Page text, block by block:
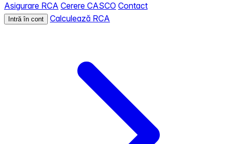
Asigurare RCA Cerere CASCO Contact
Intră în cont Calculează RCA